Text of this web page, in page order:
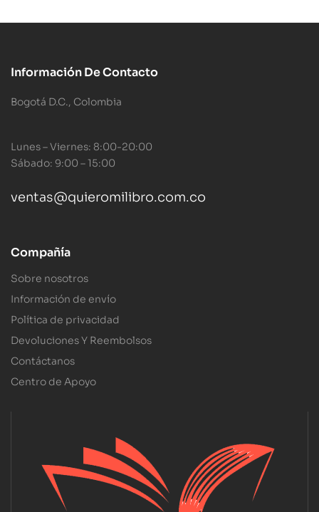
Información De Contacto
Bogotá D.C., Colombia
Lunes – Viernes: 8:00-20:00
Sábado: 9:00 – 15:00
ventas@quieromilibro.com.co
Compañía
Sobre nosotros
Información de envío
Política de privacidad
Devoluciones Y Reembolsos
Contáctanos
Centro de Apoyo